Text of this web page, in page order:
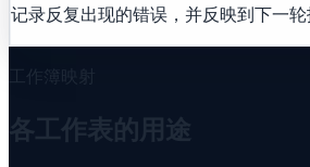
记录反复出现的错误，并反映到下一轮
工作簿映射
各工作表的用途